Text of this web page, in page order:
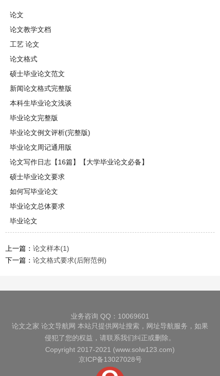
论文
论文教学文档
工艺 论文
论文格式
硕士毕业论文范文
新闻论文格式完整版
本科生毕业论文浅谈
毕业论文完整版
毕业论文例文评析(完整版)
毕业论文周记通用版
论文写作日志【16篇】【大学毕业论文必备】
硕士毕业论文要求
如何写毕业论文
毕业论文总体要求
毕业论文
上一篇：论文样本(1)
下一篇：论文格式要求(后附范例)
业务咨询 QQ：10069601
论文之家 论文导航网 本站只提供网址搜索，网址导航服务，如果
侵犯了您的权益，请联系我们纠正或删除。
Copyright 2017-2021 (www.solw123.com)
京ICP备13027028号